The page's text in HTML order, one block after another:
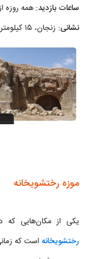
ساعات بازدید: همه روزه از ساعت ۸
نشانی: زنجان، ۱۵ کیلومتری سلطانیه، جاده معدن داش کسن، نزدیک روستای ویر
موزه رختشویخانه
یکی از مکان‌هایی که
رختشویخانه است که